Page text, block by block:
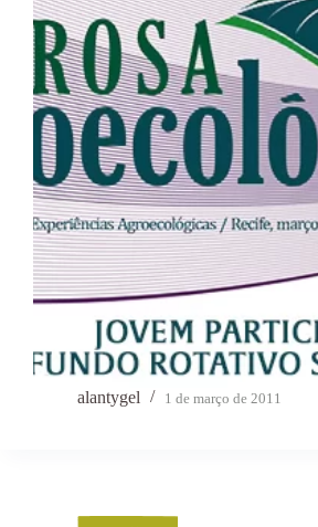
alantygel 1 de março de 2011